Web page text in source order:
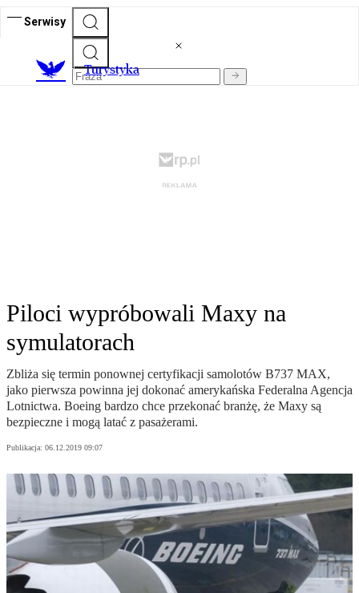
Serwisy
Turystyka
Piloci wypróbowali Maxy na
symulatorach
Zbliża się termin ponownej certyfikacji samolotów B737 MAX,
jako pierwsza powinna jej dokonać amerykańska Federalna Agencja
Lotnictwa. Boeing bardzo chce przekonać branżę, że Maxy są
bezpieczne i mogą latać z pasażerami.
Publikacja: 06.12.2019 09:07